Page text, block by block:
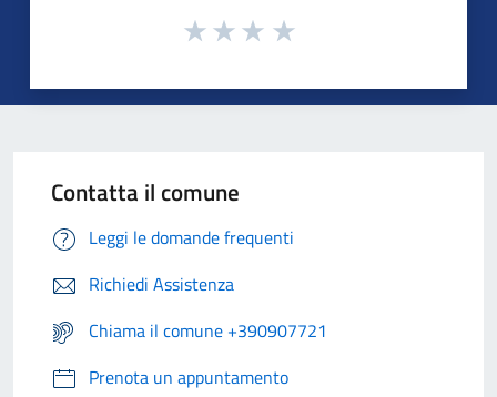
Contatta il comune
Leggi le domande frequenti
Richiedi Assistenza
Chiama il comune +390907721
Prenota un appuntamento